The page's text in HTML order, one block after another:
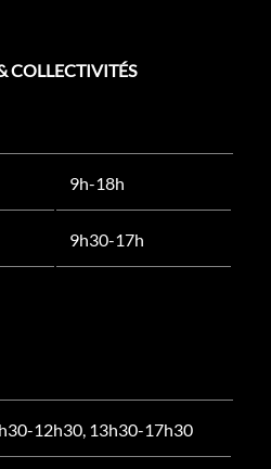
COLLECTIVITÉS
9h-18h
9h30-17h
12h30, 13h30-17h30